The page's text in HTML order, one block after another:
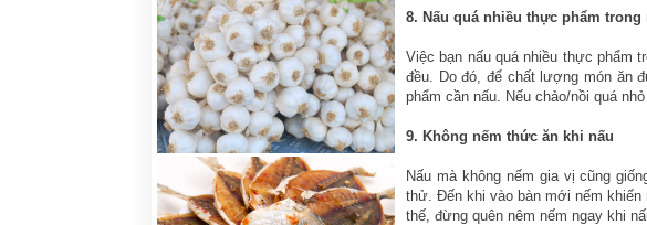
8. Nấu quá nhiều thực phẩm
Việc bạn nấu quá nhiều thực phẩm
đều. Do đó, để chất lượng món ăn
phẩm cần nấu. Nếu chảo/nồi quá
9. Không nếm thức ăn khi nấu
Nấu mà không nếm gia vị cũng
thử. Đến khi vào bàn mới nếm khiến
thế, đừng quên nêm nếm ngay khi